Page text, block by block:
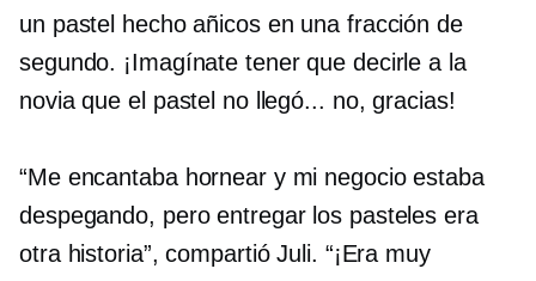
un pastel hecho añicos en una fracción de
segundo. ¡Imagínate tener que decirle a la
novia que el pastel no llegó... no, gracias!
“Me encantaba hornear y mi negocio estaba
despegando, pero entregar los pasteles era
otra historia”, compartió Juli. “¡Era muy